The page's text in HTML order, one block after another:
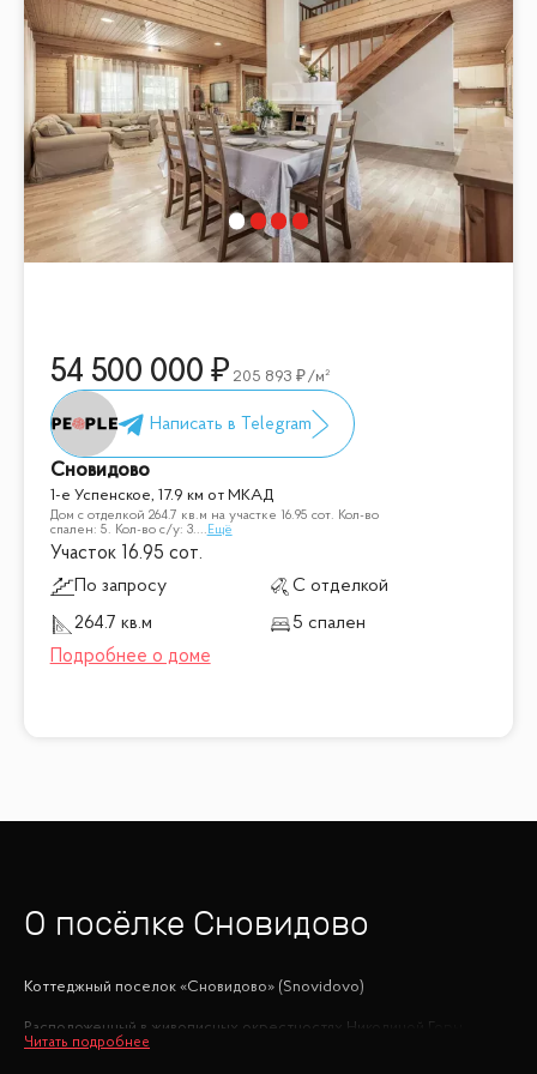
54 500 000 205 893 /м²
Сновидово
1-е Успенское, 17.9 км от МКАД
Дом с отделкой 264.7 кв.м на участке 16.95 cот. Кол-во
спален: 5. Кол-во с/у: 3.... Ещё
Участок 16.95 сот.
По запросу
С отделкой
264.7 кв.м
5 спален
О посёлке Сновидово
Коттеджный поселок «Сновидово» (Snovidovo)
Расположенный в живописных окрестностях Николиной Горы,
коттеджный поселок «Сновидово» предлагает своим жителям